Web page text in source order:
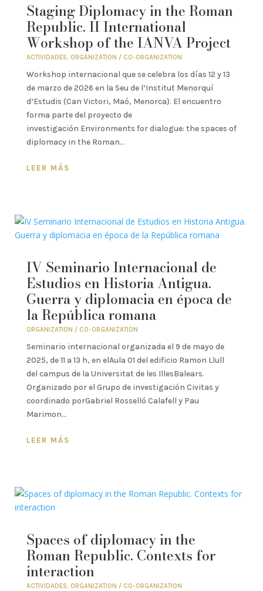
Staging Diplomacy in the Roman
Republic. II International
Workshop of the IANVA Project
ACTIVIDADES, ORGANIZATION / CO-ORGANIZATION
Workshop internacional que se celebra los días 12 y 13
de marzo de 2026 en la Seu de l’Institut Menorquí
d’Estudis (Can Victori, Maó, Menorca). El encuentro
forma parte del proyecto de
investigación Environments for dialogue: the spaces of
diplomacy in the Roman...
LEER MÁS
IV Seminario Internacional de
Estudios en Historia Antigua.
Guerra y diplomacia en época de
la República romana
ORGANIZATION / CO-ORGANIZATION
Seminario internacional organizada el 9 de mayo de
2025, de 11 a 13 h, en elAula 01 del edificio Ramon Llull
del campus de la Universitat de les IllesBalears.
Organizado por el Grupo de investigación Civitas y
coordinado porGabriel Rosselló Calafell y Pau
Marimon...
LEER MÁS
Spaces of diplomacy in the
Roman Republic. Contexts for
interaction
ACTIVIDADES, ORGANIZATION / CO-ORGANIZATION